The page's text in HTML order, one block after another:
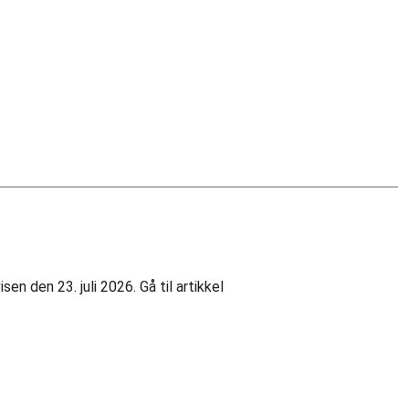
den 23. juli 2026. Gå til artikkel